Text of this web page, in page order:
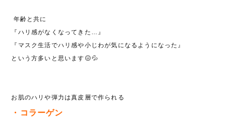
年齢と共に
『ハリ感がなくなってきた…』
『マスク生活でハリ感や小じわが気になるようになった』
という方多いと思います😖💦
お肌のハリや弾力は真皮層で作られる
・コラーゲン